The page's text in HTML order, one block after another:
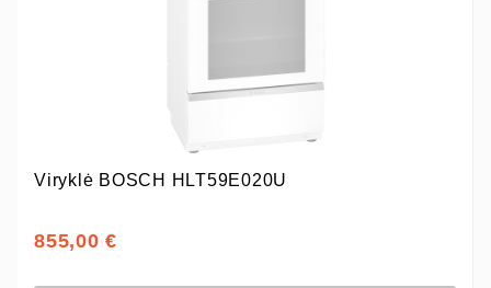
Viryklė BOSCH HLT59E020U
855,00 €